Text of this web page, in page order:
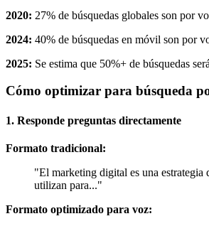
2020: 27% de búsquedas globales son por
2024: 40% de búsquedas en móvil son por
2025: Se estima que 50%+ de búsquedas
Cómo optimizar para búsqueda
1. Responde preguntas directamente
Formato tradicional:
"El marketing digital es una estrategia
utilizan para..."
Formato optimizado para voz: